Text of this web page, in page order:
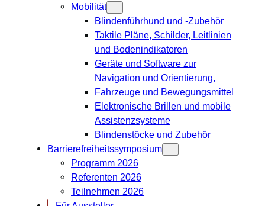
Mobilität
Blindenführhund und -Zubehör
Taktile Pläne, Schilder, Leitlinien
und Bodenindikatoren
Geräte und Software zur
Navigation und Orientierung,
Fahrzeuge und Bewegungsmittel
Elektronische Brillen und mobile
Assistenzsysteme
Blindenstöcke und Zubehör
Barrierefreiheitssymposium
Programm 2026
Referenten 2026
Teilnehmen 2026